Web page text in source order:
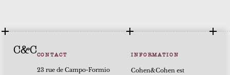
C&CCONTACT
23 rue de Campo-Formio
INFORMATION
Cohen&Cohen est